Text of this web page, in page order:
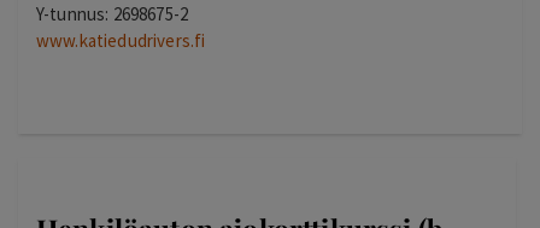
Y-tunnus: 2698675-2
www.katiedudrivers.fi